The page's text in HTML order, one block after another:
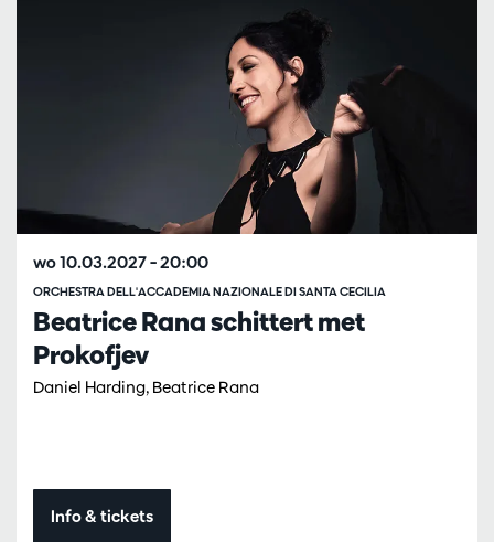
Beatrice Rana schittert met
Prokofjev
Daniel Harding, Beatrice Rana
ORCHESTRA DELL'ACCADEMIA NAZIONALE DI SANTA CECILIA
wo 10.03.2027– 20:00
Info & tickets